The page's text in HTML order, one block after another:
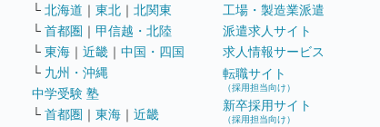
└ 北海道 ｜ 東北 ｜ 北関東
└ 首都圏 ｜ 甲信越・北陸
└ 東海 ｜ 近畿 ｜ 中国・四国
└ 九州・沖縄
中学受験 塾
└ 首都圏 ｜ 東海 ｜ 近畿
工場・製造業派遣
派遣求人サイト
求人情報サービス
転職サイト
（採用担当向け）
新卒採用サイト
（採用担当向け）